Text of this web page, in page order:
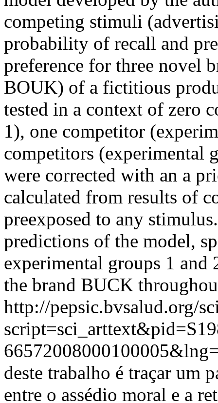
competing stimuli
probability of recall and
preference for three novel
BOUK) of a fictitious
tested in a context of zero
1), one competitor
competitors (experimental
were corrected with an a
calculated from results of
preexposed to any
predictions of the model,
experimental groups 1
the brand BUCK
http://pepsic.bvsalud.org/
deste trabalho é traçar um
entre o assédio moral e a